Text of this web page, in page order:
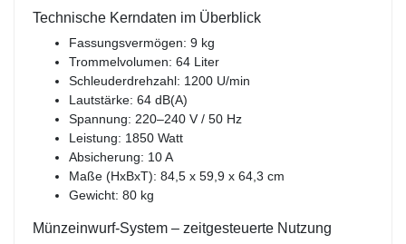
Technische Kerndaten im Überblick
Fassungsvermögen: 9 kg
Trommelvolumen: 64 Liter
Schleuderdrehzahl: 1200 U/min
Lautstärke: 64 dB(A)
Spannung: 220–240 V / 50 Hz
Leistung: 1850 Watt
Absicherung: 10 A
Maße (HxBxT): 84,5 x 59,9 x 64,3 cm
Gewicht: 80 kg
Münzeinwurf-System – zeitgesteuerte Nutzung